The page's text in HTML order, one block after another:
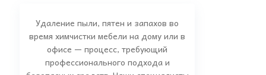
Удаление пыли, пятен и запахов во
время химчистки мебели на дому или в
офисе — процесс, требующий
профессионального подхода и